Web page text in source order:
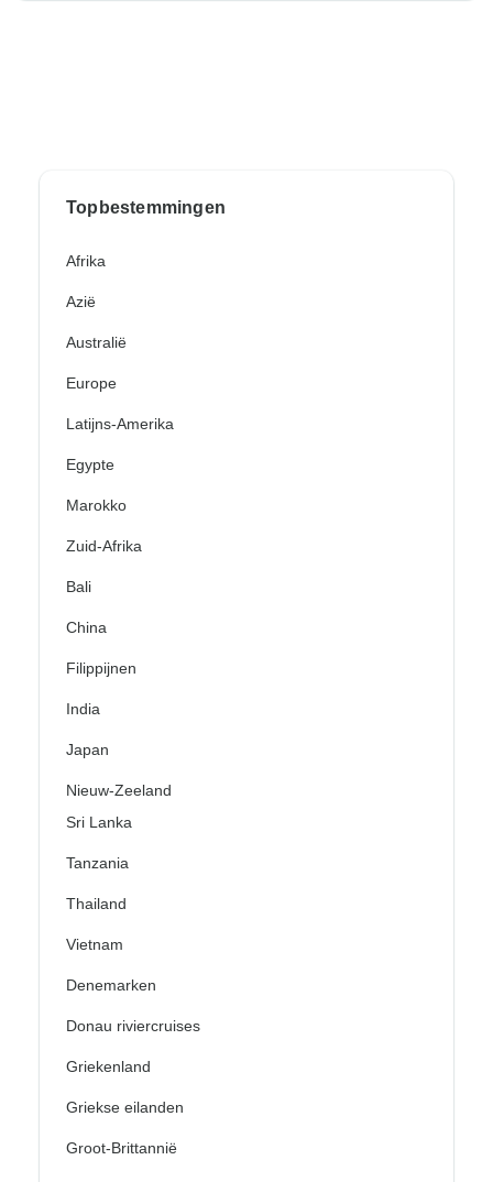
Topbestemmingen
Afrika
Azië
Australië
Europe
Latijns-Amerika
Egypte
Marokko
Zuid-Afrika
Bali
China
Filippijnen
India
Japan
Nieuw-Zeeland
Sri Lanka
Tanzania
Thailand
Vietnam
Denemarken
Donau riviercruises
Griekenland
Griekse eilanden
Groot-Brittannië